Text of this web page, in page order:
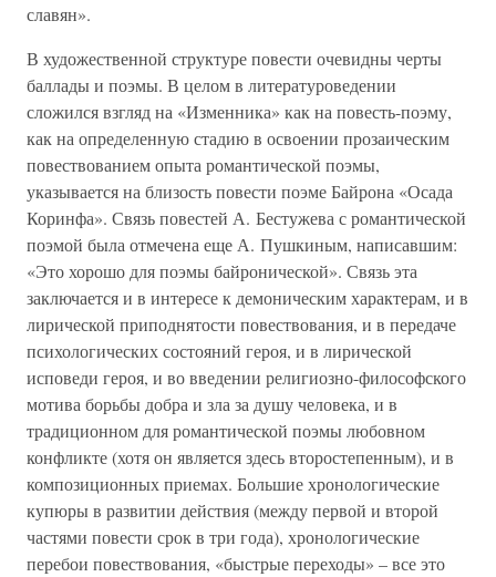
славян».
В художественной структуре повести очевидны черты
баллады и поэмы. В целом в литературоведении
сложился взгляд на «Изменника» как на повесть-поэму,
как на определенную стадию в освоении прозаическим
повествованием опыта романтической поэмы,
указывается на близость повести поэме Байрона «Осада
Коринфа». Связь повестей А. Бестужева с романтической
поэмой была отмечена еще А. Пушкиным, написавшим:
«Это хорошо для поэмы байронической». Связь эта
заключается и в интересе к демоническим характерам, и в
лирической приподнятости повествования, и в передаче
психологических состояний героя, и в лирической
исповеди героя, и во введении религиозно-философского
мотива борьбы добра и зла за душу человека, и в
традиционном для романтической поэмы любовном
конфликте (хотя он является здесь второстепенным), и в
композиционных приемах. Большие хронологические
купюры в развитии действия (между первой и второй
частями повести срок в три года), хронологические
перебои повествования, «быстрые переходы» – все это